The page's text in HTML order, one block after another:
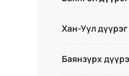
Хан-Уул
Баянзүрх